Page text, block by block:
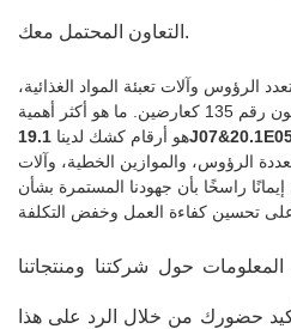
التعاون المحتمل معك.
الرؤوس وآلات تعبئة المواد الغذائية،
فقد شاركنا أيضًا في معرض كانتون رقم 135 كعارضين. ما هو أكثر أهمية
هو أرقام كشك لدينا
الرؤوس، والموازين الخطية، وآلات
راسخًا بأن جهودنا المستمرة بشأن
حول شركتنا ومنتجاتنا
حضورك من خلال الرد على هذا